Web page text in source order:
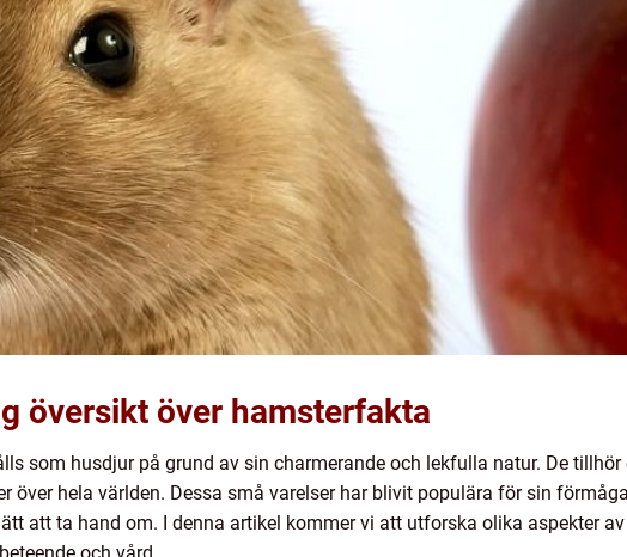
översikt över hamsterfakta
som husdjur på grund av sin charmerande och lekfulla natur. De tillhör
över hela världen. Dessa små varelser har blivit populära för sin
att ta hand om. I denna artikel kommer vi att utforska olika aspekter